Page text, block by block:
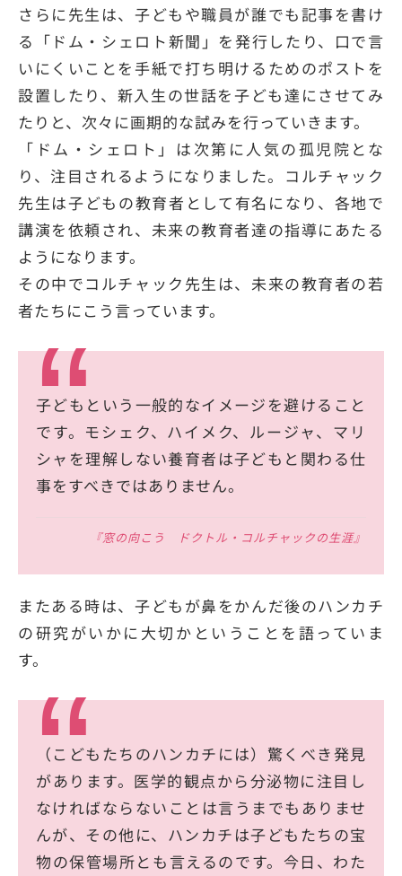
さらに先生は、子どもや職員が誰でも記事を書け
る「ドム・シェロト新聞」を発行したり、口で言
いにくいことを手紙で打ち明けるためのポストを
設置したり、新入生の世話を子ども達にさせてみ
たりと、次々に画期的な試みを行っていきます。
「ドム・シェロト」は次第に人気の孤児院とな
り、注目されるようになりました。コルチャック
先生は子どもの教育者として有名になり、各地で
講演を依頼され、未来の教育者達の指導にあたる
ようになります。
その中でコルチャック先生は、未来の教育者の若
者たちにこう言っています。
子どもという一般的なイメージを避けること
です。モシェク、ハイメク、ルージャ、マリ
シャを理解しない養育者は子どもと関わる仕
事をすべきではありません。
『窓の向こう ドクトル・コルチャックの生涯』
またある時は、子どもが鼻をかんだ後のハンカチ
の研究がいかに大切かということを語っていま
す。
（こどもたちのハンカチには）驚くべき発見
があります。医学的観点から分泌物に注目し
なければならないことは言うまでもありませ
んが、その他に、ハンカチは子どもたちの宝
物の保管場所とも言えるのです。今日、わた